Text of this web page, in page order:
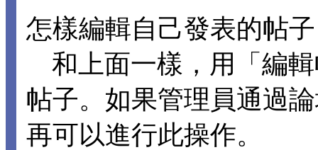
怎樣編輯自己發表的帖
和上面一樣，用「編
帖子。如果管理員通過
再可以進行此操作。